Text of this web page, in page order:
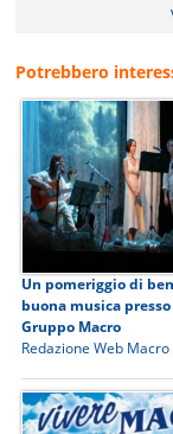
Potrebbero
Un pomeriggio di
buona musica
Gruppo Macro
Redazione Web Macro